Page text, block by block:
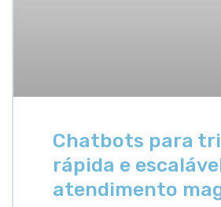
Chatbots para
rápida e
atendimento